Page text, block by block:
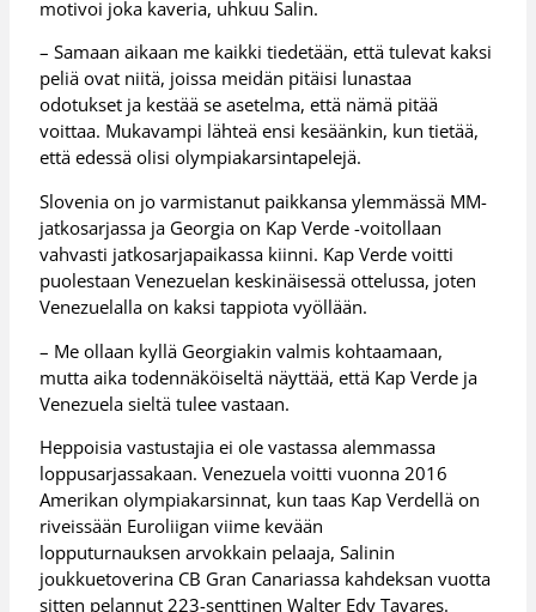
motivoi joka kaveria, uhkuu Salin.
– Samaan aikaan me kaikki tiedetään, että tulevat kaksi
peliä ovat niitä, joissa meidän pitäisi lunastaa
odotukset ja kestää se asetelma, että nämä pitää
voittaa. Mukavampi lähteä ensi kesäänkin, kun tietää,
että edessä olisi olympiakarsintapelejä.
Slovenia on jo varmistanut paikkansa ylemmässä MM-
jatkosarjassa ja Georgia on Kap Verde -voitollaan
vahvasti jatkosarjapaikassa kiinni. Kap Verde voitti
puolestaan Venezuelan keskinäisessä ottelussa, joten
Venezuelalla on kaksi tappiota vyöllään.
– Me ollaan kyllä Georgiakin valmis kohtaamaan,
mutta aika todennäköiseltä näyttää, että Kap Verde ja
Venezuela sieltä tulee vastaan.
Heppoisia vastustajia ei ole vastassa alemmassa
loppusarjassakaan. Venezuela voitti vuonna 2016
Amerikan olympiakarsinnat, kun taas Kap Verdellä on
riveissään Euroliigan viime kevään
lopputurnauksen arvokkain pelaaja, Salinin
joukkuetoverina CB Gran Canariassa kahdeksan vuotta
sitten pelannut 223-senttinen Walter Edy Tavares.